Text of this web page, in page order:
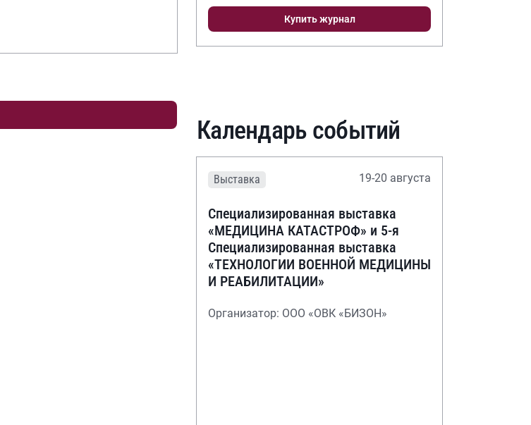
Купить журнал
Календарь событий
Выставка 19-20 августа
Специализированная выставка
«МЕДИЦИНА КАТАСТРОФ» и 5-я
Специализированная выставка
«ТЕХНОЛОГИИ ВОЕННОЙ МЕДИЦИНЫ
И РЕАБИЛИТАЦИИ»
Организатор: ООО «ОВК «БИЗОН»